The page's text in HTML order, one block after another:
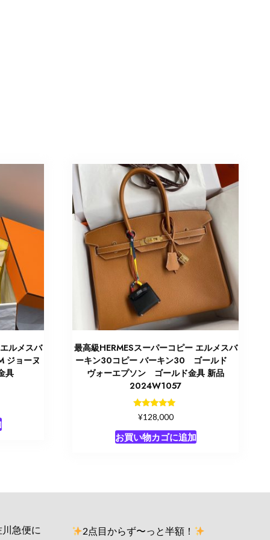
ルメスバ
ジョーヌ
具
最高級HERMESスーパーコピー エルメスバ
ーキン30コピー バーキン30 ゴールド
ヴォーエプソン ゴールド金具 新品
2024W1057
5段階中
5.00
の評価
¥128,000
お買い物カゴに追加
急便に
2点目からず〜っと半額！